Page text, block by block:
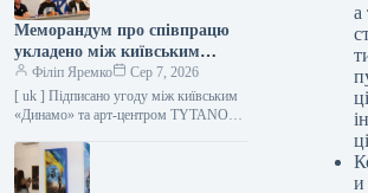
Меморандум про співпрацю
укладено між київським
«Динамо» та арт-центром
TYTANOVI
Філіп Яремко
Сер 7, 2026
[ uk ] Підписано угоду між київським
«Динамо» та арт-центром TYTANOVI
Спортивний клуб «Динамо» (Київ)
та…
а
ці
и